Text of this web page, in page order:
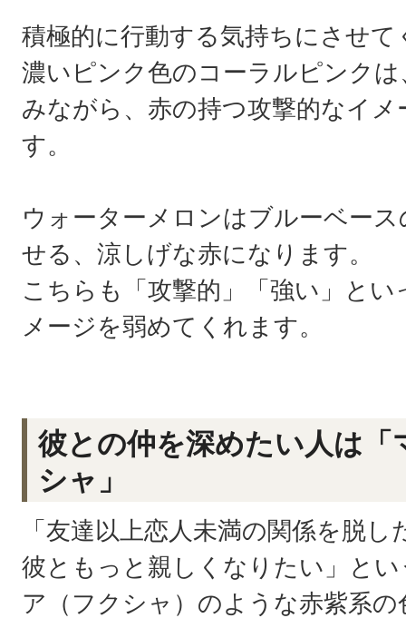
積極的に行動する気持ちにさせ
濃いピンク色のコーラルピンク
みながら、赤の持つ攻撃的なイ
す。
ウォーターメロンはブルーベー
せる、涼しげな赤になります。
こちらも「攻撃的」「強い」と
メージを弱めてくれます。
彼との仲を深めたい人は「
シャ」
「友達以上恋人未満の関係を脱
彼ともっと親しくなりたい」と
ア（フクシャ）のような赤紫系